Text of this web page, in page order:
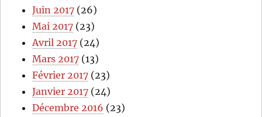
Juin 2017 (26)
Mai 2017 (23)
Avril 2017 (24)
Mars 2017 (13)
Février 2017 (23)
Janvier 2017 (24)
Décembre 2016 (23)